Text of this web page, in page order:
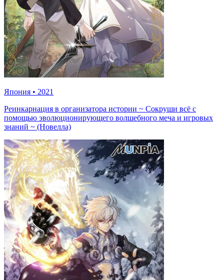
Япония • 2021
Реинкарнация в организатора истории ~ Сокруши всё с
помощью эволюционирующего волшебного меча и игровых
знаний ~ (Новелла)